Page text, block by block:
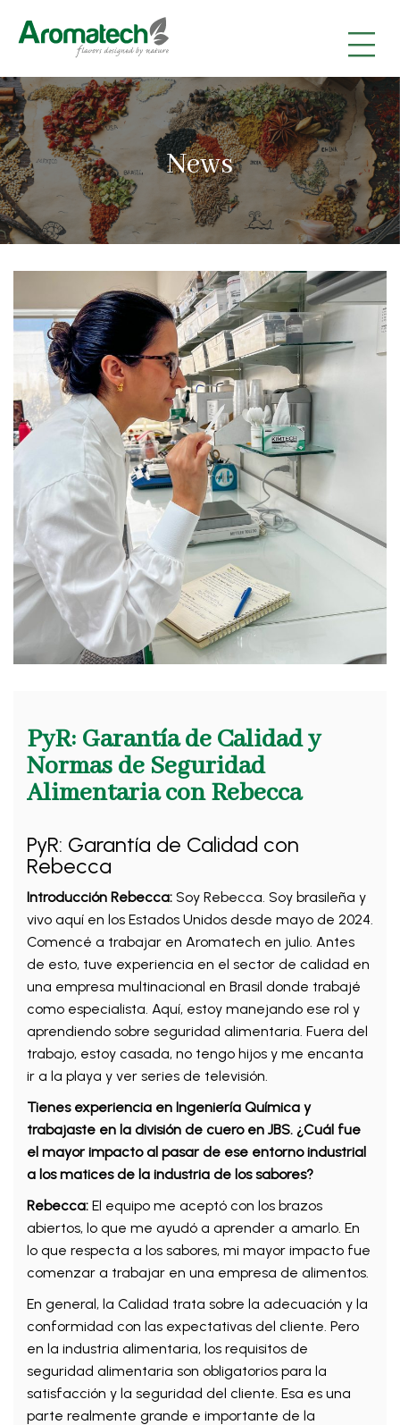
|
|
|
News
PyR: Garantía de Calidad y
Normas de Seguridad
Alimentaria con Rebecca
PyR: Garantía de Calidad con
Rebecca
Introducción Rebecca: Soy Rebecca. Soy brasileña y
vivo aquí en los Estados Unidos desde mayo de 2024.
Comencé a trabajar en Aromatech en julio. Antes
de esto, tuve experiencia en el sector de calidad en
una empresa multinacional en Brasil donde trabajé
como especialista. Aquí, estoy manejando ese rol y
aprendiendo sobre seguridad alimentaria. Fuera del
trabajo, estoy casada, no tengo hijos y me encanta
ir a la playa y ver series de televisión.
Tienes experiencia en Ingeniería Química y
trabajaste en la división de cuero en JBS. ¿Cuál fue
el mayor impacto al pasar de ese entorno industrial
a los matices de la industria de los sabores?
Rebecca: El equipo me aceptó con los brazos
abiertos, lo que me ayudó a aprender a amarlo. En
lo que respecta a los sabores, mi mayor impacto fue
comenzar a trabajar en una empresa de alimentos.
En general, la Calidad trata sobre la adecuación y la
conformidad con las expectativas del cliente. Pero
en la industria alimentaria, los requisitos de
seguridad alimentaria son obligatorios para la
satisfacción y la seguridad del cliente. Esa es una
parte realmente grande e importante de la